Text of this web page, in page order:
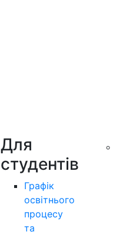
Для
студентів
Графік
освітнього
процесу
та